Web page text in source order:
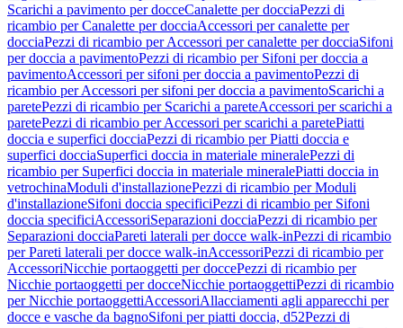
Scarichi a pavimento per docceCanalette per docciaPezzi di
ricambio per Canalette per docciaAccessori per canalette per
docciaPezzi di ricambio per Accessori per canalette per docciaSifoni
per doccia a pavimentoPezzi di ricambio per Sifoni per doccia a
pavimentoAccessori per sifoni per doccia a pavimentoPezzi di
ricambio per Accessori per sifoni per doccia a pavimentoScarichi a
paretePezzi di ricambio per Scarichi a pareteAccessori per scarichi a
paretePezzi di ricambio per Accessori per scarichi a paretePiatti
doccia e superfici docciaPezzi di ricambio per Piatti doccia e
superfici docciaSuperfici doccia in materiale mineralePezzi di
ricambio per Superfici doccia in materiale mineralePiatti doccia in
vetrochinaModuli d'installazionePezzi di ricambio per Moduli
d'installazioneSifoni doccia specificiPezzi di ricambio per Sifoni
doccia specificiAccessoriSeparazioni docciaPezzi di ricambio per
Separazioni docciaPareti laterali per docce walk-inPezzi di ricambio
per Pareti laterali per docce walk-inAccessoriPezzi di ricambio per
AccessoriNicchie portaoggetti per doccePezzi di ricambio per
Nicchie portaoggetti per docceNicchie portaoggettiPezzi di ricambio
per Nicchie portaoggettiAccessoriAllacciamenti agli apparecchi per
docce e vasche da bagnoSifoni per piatti doccia, d52Pezzi di